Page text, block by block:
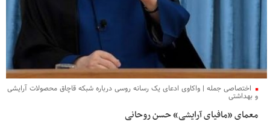
اختصاصی جمله | واکاوی ادعای یک رسانه روسی درباره شبکه قاچاق محصولات آرایشی
و بهداشتی
معمای «مافیای آرایشی» حسن روحانی